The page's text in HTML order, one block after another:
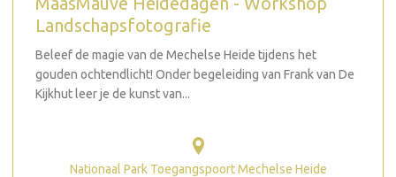
Landschapsfotografie
Beleef de magie van de Mechelse Heide tijdens het
gouden ochtendlicht! Onder begeleiding van Frank van De
Kijkhut leer je de kunst van...
Nationaal Park Toegangspoort Mechelse Heide